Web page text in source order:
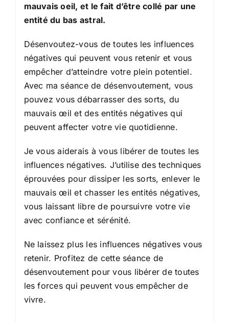
mauvais oeil, et le fait d’être collé par une
entité du bas astral.
Désenvoutez-vous de toutes les influences
négatives qui peuvent vous retenir et vous
empêcher d’atteindre votre plein potentiel.
Avec ma séance de désenvoutement, vous
pouvez vous débarrasser des sorts, du
mauvais œil et des entités négatives qui
peuvent affecter votre vie quotidienne.
Je vous aiderais à vous libérer de toutes les
influences négatives. J’utilise des techniques
éprouvées pour dissiper les sorts, enlever le
mauvais œil et chasser les entités négatives,
vous laissant libre de poursuivre votre vie
avec confiance et sérénité.
Ne laissez plus les influences négatives vous
retenir. Profitez de cette séance de
désenvoutement pour vous libérer de toutes
les forces qui peuvent vous empêcher de
vivre.